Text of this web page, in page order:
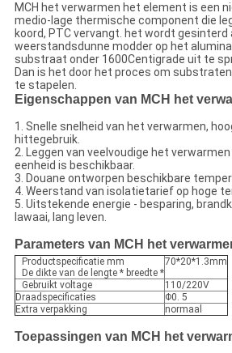
MCH het verwarmen het element is een
medio-lage thermische component die
koord, PTC vervangt. het wordt gesinterd
weerstandsdunne modder op het
substraat onder 1600Centigrade uit te
Dan is het door het proces om
te stapelen.
Eigenschappen van MCH het
1. Snelle snelheid van het verwarmen,
hittegebruik.
2. Leggen van veelvoudige het
eenheid is beschikbaar.
3. Douane ontworpen beschikbare
4. Weerstand van isolatietarief op hoge
5. Uitstekende energie - besparing,
lawaai, lang leven.
Parameters van MCH het
Productspecificatie mm
De dikte van de lengte * breedte *
70*20*1.3mm
Gebruikt voltage
110/220V
Draadspecificaties
Φ0. 5
Extra verpakking
normaal
Toepassingen van MCH het